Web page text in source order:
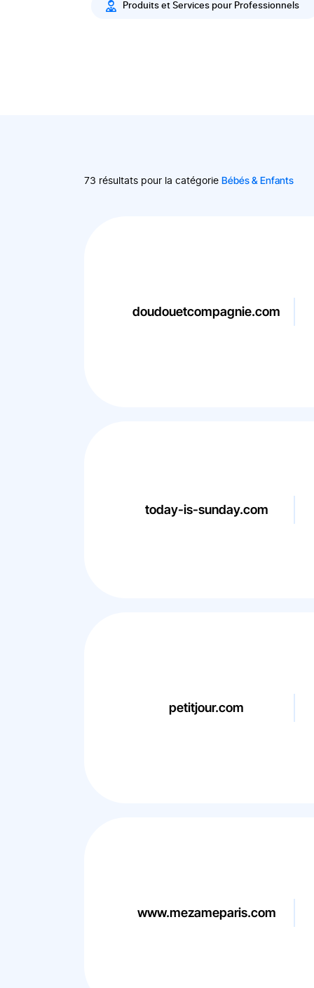
Produits et Services pour Professionnels
73 résultats pour la catégorie Bébés & Enfants
doudouetcompagnie.com
today-is-sunday.com
petitjour.com
www.mezameparis.com